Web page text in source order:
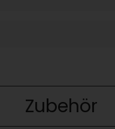
Zubehör